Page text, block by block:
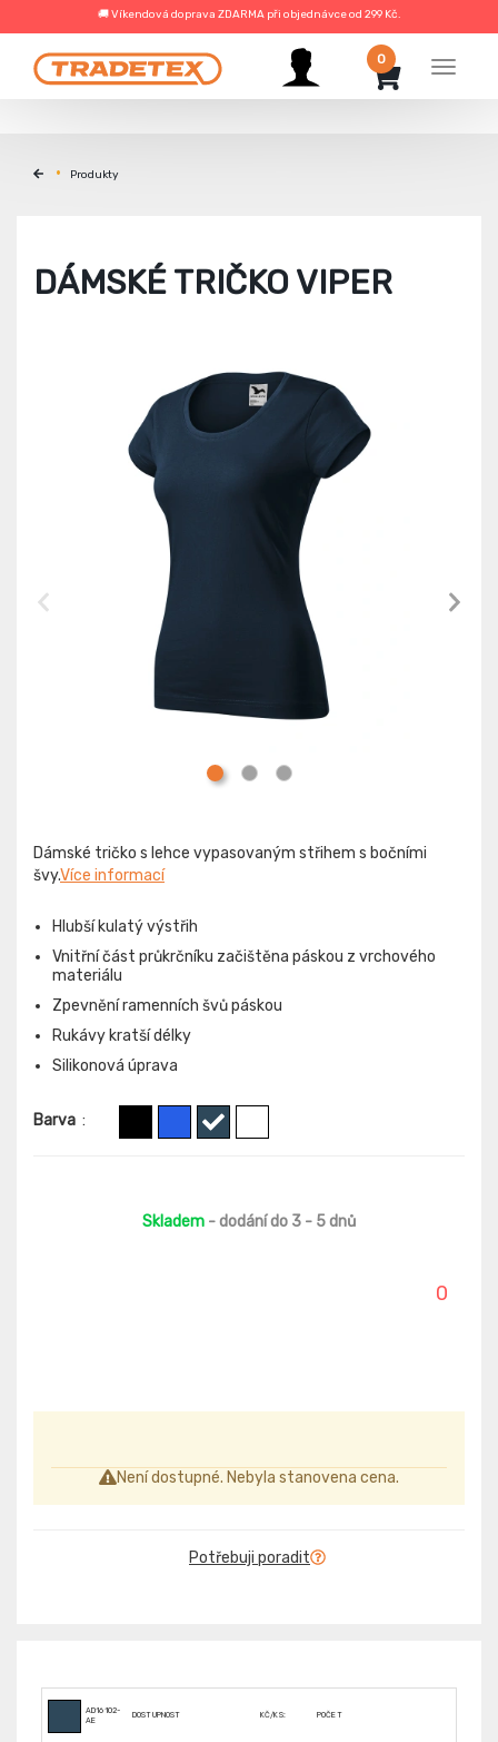
🚚 Víkendová doprava ZDARMA při objednávce od 299 Kč.
Menu
0
Produkty
DÁMSKÉ TRIČKO VIPER
Dámské tričko s lehce vypasovaným střihem s bočními
švy.Více informací
Hlubší kulatý výstřih
Vnitřní část průkrčníku začištěna páskou z vrchového
materiálu
Zpevnění ramenních švů páskou
Rukávy kratší délky
Silikonová úprava
Barva :
Skladem - dodání do 3 - 5 dnů
0
Není dostupné. Nebyla stanovena cena.
Potřebuji poradit
AD16102-
AE
DOSTUPNOST KČ/KS: POČET